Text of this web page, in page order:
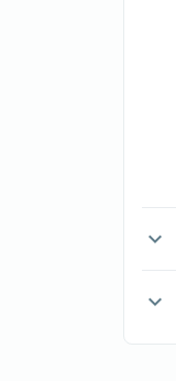
expand_more
expand_more